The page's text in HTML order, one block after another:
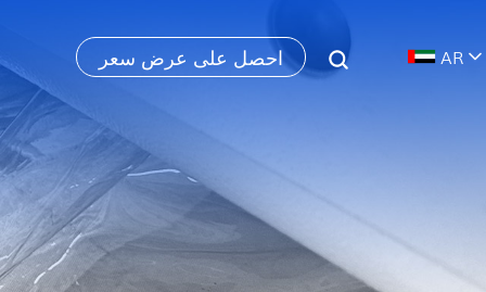
احصل على عرض سعر AR